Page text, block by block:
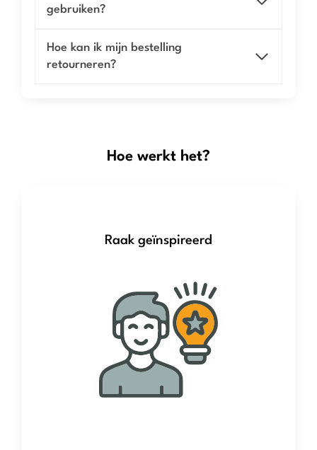
gebruiken?
Hoe kan ik mijn bestelling
retourneren?
Hoe werkt het?
Raak geïnspireerd